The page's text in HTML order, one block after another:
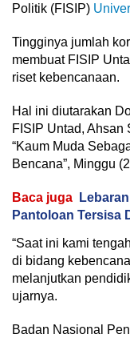
Politik (FISIP)
Tingginya jumlah
membuat FISIP
riset kebencanaan.
Hal ini diutarakan
FISIP Untad,
“Kaum Muda
Bencana”, Minggu
Baca juga
Pantoloan Tersisa
“Saat ini kami
di bidang
melanjutkan
ujarnya.
Badan Nasional